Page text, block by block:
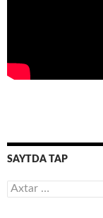
SAYTDA TAP
Axtarış: